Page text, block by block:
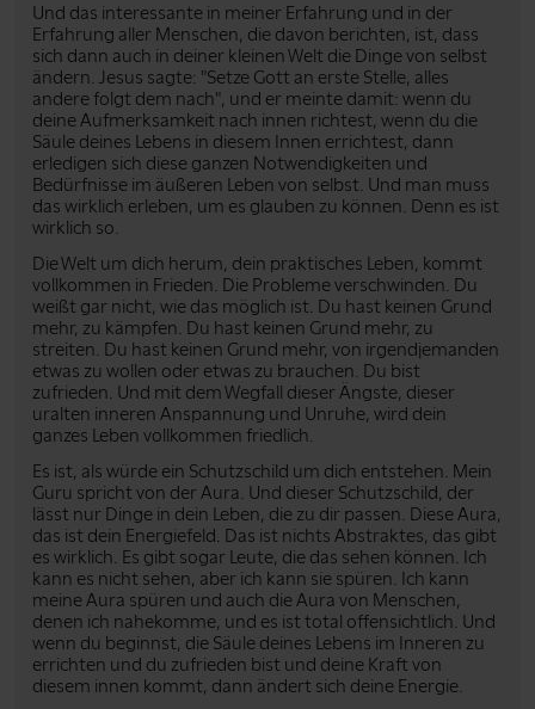
Und das interessante in meiner Erfahrung und in der
Erfahrung aller Menschen, die davon berichten, ist, dass
sich dann auch in deiner kleinen Welt die Dinge von selbst
ändern. Jesus sagte: "Setze Gott an erste Stelle, alles
andere folgt dem nach", und er meinte damit: wenn du
deine Aufmerksamkeit nach innen richtest, wenn du die
Säule deines Lebens in diesem Innen errichtest, dann
erledigen sich diese ganzen Notwendigkeiten und
Bedürfnisse im äußeren Leben von selbst. Und man muss
das wirklich erleben, um es glauben zu können. Denn es ist
wirklich so.
Die Welt um dich herum, dein praktisches Leben, kommt
vollkommen in Frieden. Die Probleme verschwinden. Du
weißt gar nicht, wie das möglich ist. Du hast keinen Grund
mehr, zu kämpfen. Du hast keinen Grund mehr, zu
streiten. Du hast keinen Grund mehr, von irgendjemanden
etwas zu wollen oder etwas zu brauchen. Du bist
zufrieden. Und mit dem Wegfall dieser Ängste, dieser
uralten inneren Anspannung und Unruhe, wird dein
ganzes Leben vollkommen friedlich.
Es ist, als würde ein Schutzschild um dich entstehen. Mein
Guru spricht von der Aura. Und dieser Schutzschild, der
lässt nur Dinge in dein Leben, die zu dir passen. Diese Aura,
das ist dein Energiefeld. Das ist nichts Abstraktes, das gibt
es wirklich. Es gibt sogar Leute, die das sehen können. Ich
kann es nicht sehen, aber ich kann sie spüren. Ich kann
meine Aura spüren und auch die Aura von Menschen,
denen ich nahekomme, und es ist total offensichtlich. Und
wenn du beginnst, die Säule deines Lebens im Inneren zu
errichten und du zufrieden bist und deine Kraft von
diesem innen kommt, dann ändert sich deine Energie.